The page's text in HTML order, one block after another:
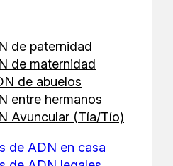
de paternidad
de maternidad
de abuelos
entre hermanos
Avuncular (Tía/Tío)
de ADN en casa